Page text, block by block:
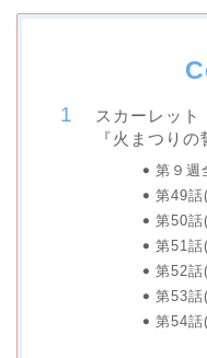
スカーレット
『火まつりの
第９週
第49話
第50話
第51話
第52話
第53話
第54話